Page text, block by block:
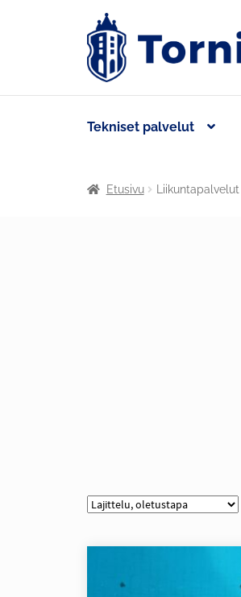
Tekniset palvelut
Etusivu Liikuntapalvelut